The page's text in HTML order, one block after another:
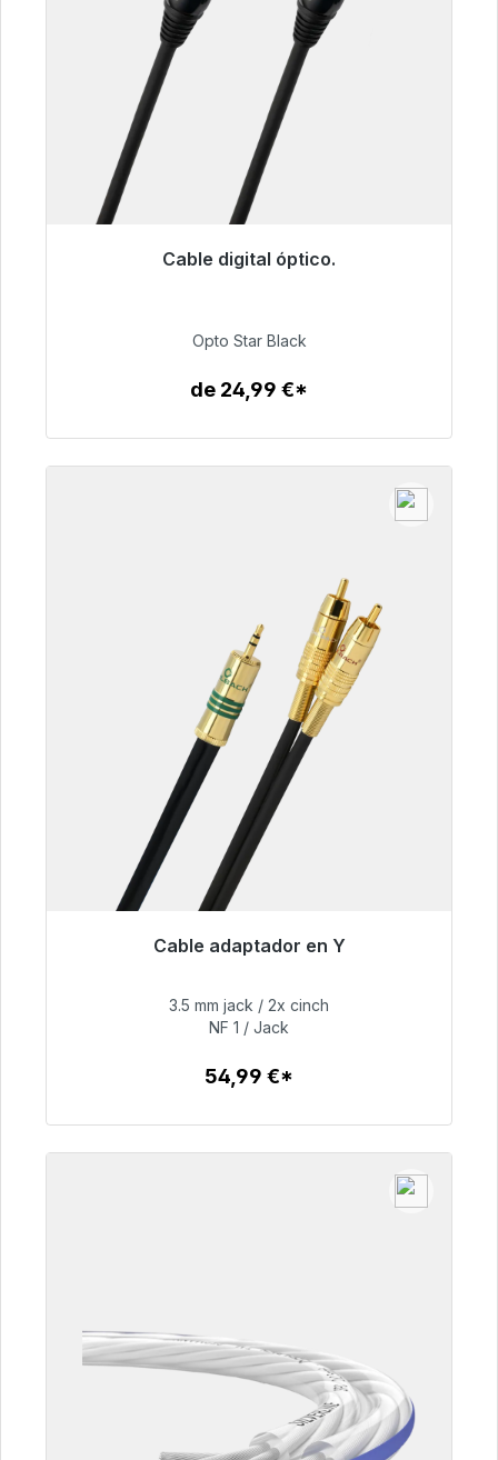
Cable digital óptico.
Listo para envío inmediato, plazo de entrega
93,00 €
Opto Star Black
de 24,99 €*
Cable adaptador en Y
Listo para envío inmediato, plazo de entrega
54,99 €
3.5 mm jack / 2x cinch
NF 1 / Jack
54,99 €*